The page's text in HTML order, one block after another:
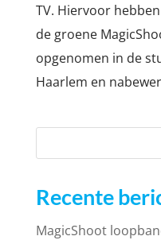
TV. Hiervoor
de groene
opgenomen in de
Haarlem en
Recente
MagicShoot